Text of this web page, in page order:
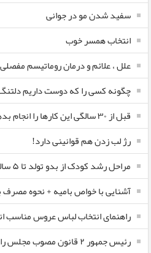
سفید شدن مو در جوانی
انتخاب همسر خوب
علل ، علائم و درمان روماتیسم مفصلی
چگونه کسی را که دوست داریم
قبل از ۳۰ سالگی این کارها را انجام بدهید
رژ لب زدن هم قوانینی دارد!
مراحل رشد کودک از بدو تولد تا ۵ سالگی
آشنایی با خواص بامیه + نحوه مصرف
راهنمای انتخاب لباس عروس مناسب
رئیس جمهور ۲ قانون مصوب مجلس را برای اجرا ابلاغ کرد